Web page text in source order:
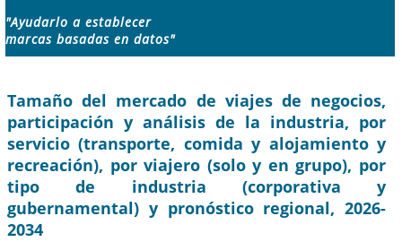
"Ayudarlo a establecer
marcas basadas en datos"
Tamaño del mercado de viajes de negocios,
participación y análisis de la industria, por
servicio (transporte, comida y alojamiento y
recreación), por viajero (solo y en grupo), por
tipo de industria (corporativa y
gubernamental) y pronóstico regional, 2026-
2034